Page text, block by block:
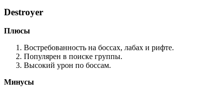
Destroyer
Плюсы
Востребованность на боссах, лабах и рифте.
Популярен в поиске группы.
Высокий урон по боссам.
Минусы